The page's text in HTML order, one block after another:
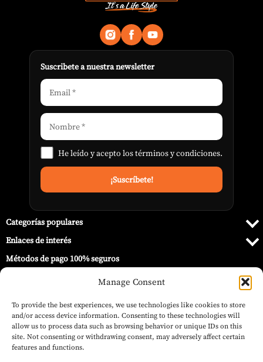
Manage Consent
To provide the best experiences, we use technologies like cookies to store
and/or access device information. Consenting to these technologies will
allow us to process data such as browsing behavior or unique IDs on this
site. Not consenting or withdrawing consent, may adversely affect certain
features and functions.
Suscribete a nuestra newsletter
He leído y acepto lostérminos y condiciones.
Categorías populares
Enlaces de interés
Métodos de pago 100% seguros